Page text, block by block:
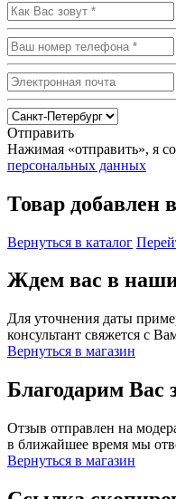
Отправить
Нажимая «отправить», я
персональных данных
Товар добавлен
Вернуться в каталог
Ждем вас в
Для уточнения даты
консультант свяжется с
Вернуться в магазин
Благодарим Вас
Отзыв отправлен на
в ближайшее время мы
Вернуться в магазин